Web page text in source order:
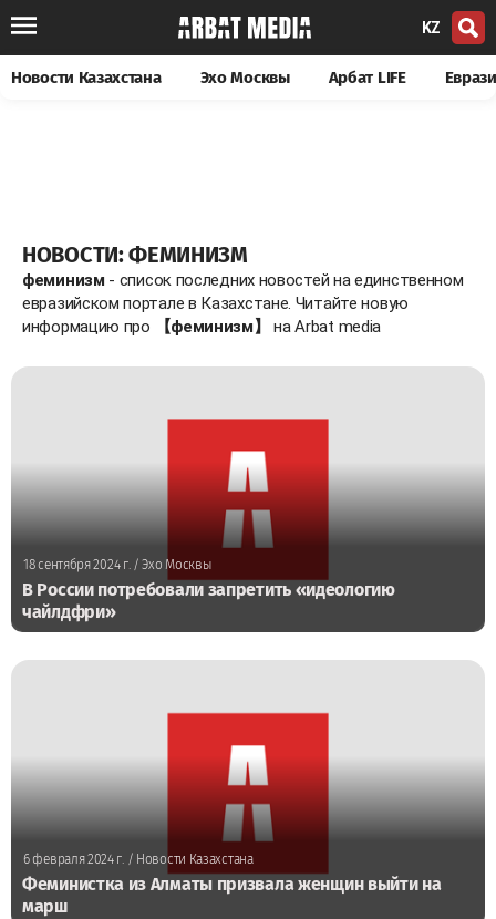
KZ
Новости Казахстана Эхо Москвы Арбат LIFE
НОВОСТИ: ФЕМИНИЗМ
феминизм- список последних новостей на единственном
евразийском портале в Казахстане. Читайте новую
информацию про
【феминизм】 на Arbat media
18 сентября 2024 г./ Эхо Москвы
В России потребовали запретить «идеологию
чайлдфри»
6 февраля 2024 г./ Новости Казахстана
Феминистка из Алматы призвала женщин выйти на
марш